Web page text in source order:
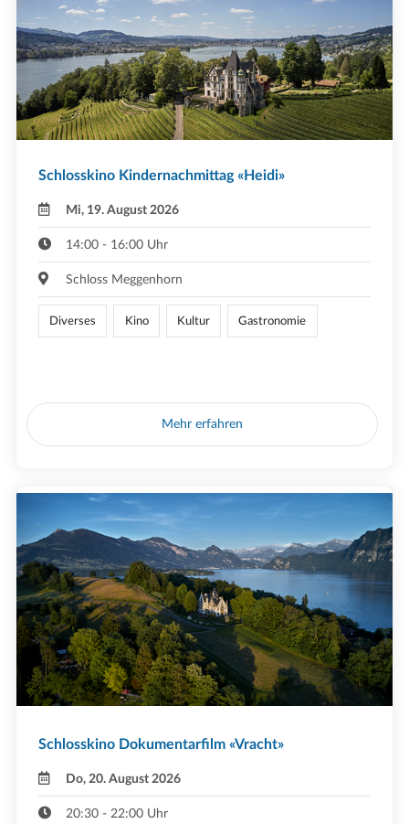
Schlosskino Kindernachmittag «Heidi»
Mi, 19. August 2026
14:00 - 16:00 Uhr
Schloss Meggenhorn
Diverses Kino Kultur Gastronomie
Mehr erfahren
Schlosskino Dokumentarfilm «Vracht»
Do, 20. August 2026
20:30 - 22:00 Uhr